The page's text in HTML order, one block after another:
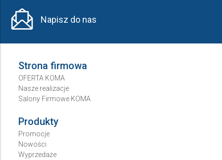
Napisz do nas
Strona firmowa
OFERTA KOMA
Nasze realizacje
Salony Firmowe KOMA
Produkty
Promocje
Nowości
Wyprzedaże